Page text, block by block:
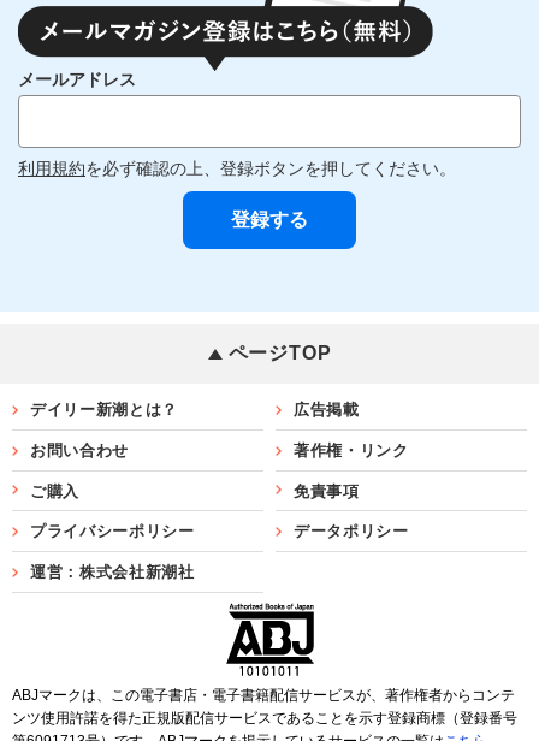
メールアドレス
利用規約を必ず確認の上、登録ボタンを押してください。
ページTOP
デイリー新潮とは？ 広告掲載
お問い合わせ 著作権・リンク
ご購入 免責事項
プライバシーポリシー データポリシー
運営：株式会社新潮社
ABJマークは、この電子書店・電子書籍配信サービスが、著作権者からコンテ
ンツ使用許諾を得た正規版配信サービスであることを示す登録商標（登録番号